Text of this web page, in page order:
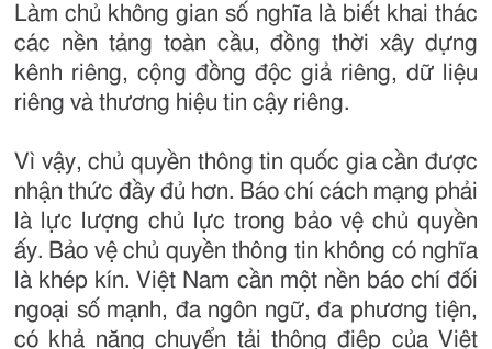
Làm chủ không gian số nghĩa là biết khai thác
các nền tảng toàn cầu, đồng thời xây dựng
kênh riêng, cộng đồng độc giả riêng, dữ liệu
riêng và thương hiệu tin cậy riêng.
Vì vậy, chủ quyền thông tin quốc gia cần được
nhận thức đầy đủ hơn. Báo chí cách mạng phải
là lực lượng chủ lực trong bảo vệ chủ quyền
ấy. Bảo vệ chủ quyền thông tin không có nghĩa
là khép kín. Việt Nam cần một nền báo chí đối
ngoại số mạnh, đa ngôn ngữ, đa phương tiện,
có khả năng chuyển tải thông điệp của Việt